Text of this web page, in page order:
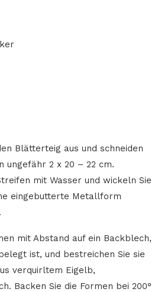
Blätterteig aus und schneiden
ungefähr 2 x 20 – 22 cm.
mit Wasser und wickeln Sie
eingebutterte Metallform
mit Abstand auf ein Backblech,
ist, und bestreichen Sie sie
verquirltem Eigelb,
Backen Sie die Formen bei 200°